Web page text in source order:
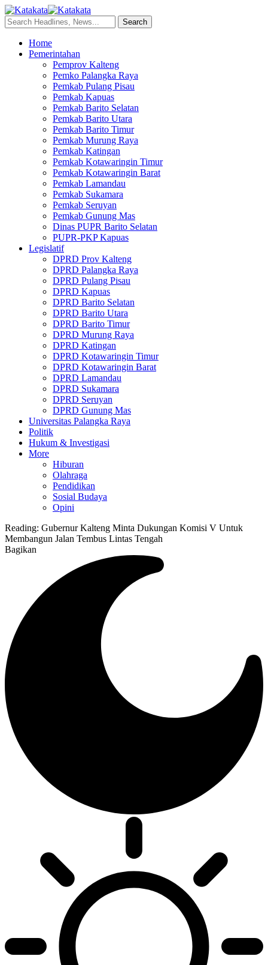
Home
Pemerintahan
Pemprov Kalteng
Pemko Palangka Raya
Pemkab Pulang Pisau
Pemkab Kapuas
Pemkab Barito Selatan
Pemkab Barito Utara
Pemkab Barito Timur
Pemkab Murung Raya
Pemkab Katingan
Pemkab Kotawaringin Timur
Pemkab Kotawaringin Barat
Pemkab Lamandau
Pemkab Sukamara
Pemkab Seruyan
Pemkab Gunung Mas
Dinas PUPR Barito Selatan
PUPR-PKP Kapuas
Legislatif
DPRD Prov Kalteng
DPRD Palangka Raya
DPRD Pulang Pisau
DPRD Kapuas
DPRD Barito Selatan
DPRD Barito Utara
DPRD Barito Timur
DPRD Murung Raya
DPRD Katingan
DPRD Kotawaringin Timur
DPRD Kotawaringin Barat
DPRD Lamandau
DPRD Sukamara
DPRD Seruyan
DPRD Gunung Mas
Universitas Palangka Raya
Politik
Hukum & Investigasi
More
Hiburan
Olahraga
Pendidikan
Sosial Budaya
Opini
Reading: Gubernur Kalteng Minta Dukungan Komisi V Untuk
Membangun Jalan Tembus Lintas Tengah
Bagikan